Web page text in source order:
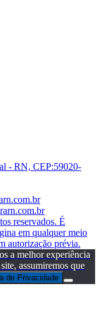
- RN, CEP:59020-
reservados. É
em qualquer meio
autorização prévia.
a melhor experiência
assumiremos que
de Privacidade